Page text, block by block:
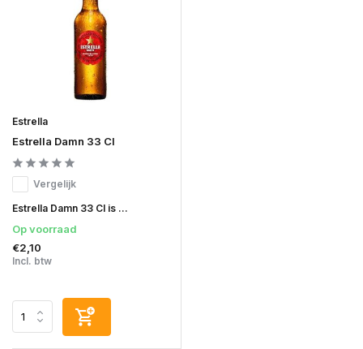
Estrella
Estrella Damn 33 Cl
Vergelijk
Estrella Damn 33 Cl is ...
Op voorraad
€2,10
Incl. btw